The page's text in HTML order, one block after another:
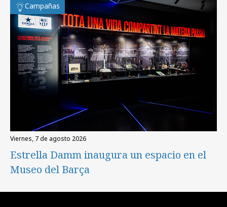
Campañas
viernes, 7 de agosto 2026
Estrella Damm inaugura un espacio en el
Museo del Barça